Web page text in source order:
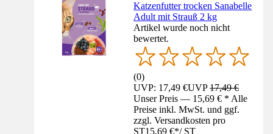
Katzenfutter trocken Sanabelle
Adult mit Strauß 2 kg
Artikel wurde noch nicht
bewertet.
(0)
UVP: 17,49 €UVP17,49 €
Unser Preis — 15,69 € * Alle
Preise inkl. MwSt. und ggf.
zzgl. Versandkosten pro
ST15,69 €*/ ST